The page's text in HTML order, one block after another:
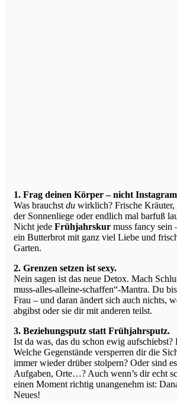
1. Frag deinen Körper – nicht
Was brauchstdu wirklich? Frische
der Sonnenliege oder endlich mal barfuß
Nicht jede Frühjahrskur muss fancy sein
ein Butterbrot mit ganz viel Liebe und
Garten.
2. Grenzen setzen ist sexy.
Nein sagen ist das neue Detox. Mach
muss-alles-alleine-schaffen“-Mantra. Du
Frau – und daran ändert sich auch nichts,
abgibst oder sie dir mit anderen teilst.
3. Beziehungsputz statt Frühjahrsputz.
Ist da was, das du schon ewig aufschiebst?
Welche Gegenstände versperren dir die
immer wieder drüber stolpern? Oder sind
Aufgaben, Orte…? Auch wenn’s dir echt
einen Moment richtig unangenehm ist:
Neues!